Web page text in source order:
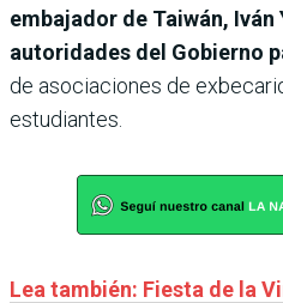
embajador de Taiwán, Iván
autoridades del Gobierno
de asociaciones de
estudiantes.
Lea también: Fiesta de la